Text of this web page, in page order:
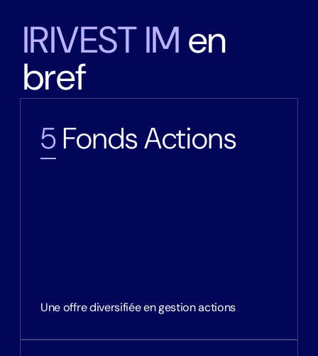
IRIVESTIM en
bref
5Fonds Actions
Une offre diversifiée en gestion actions